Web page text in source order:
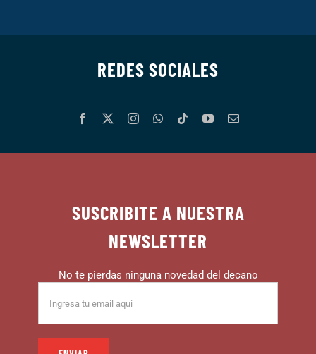
REDES SOCIALES
SUSCRIBITE A NUESTRA
NEWSLETTER
No te pierdas ninguna novedad del decano